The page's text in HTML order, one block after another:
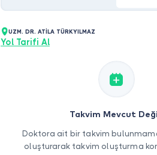
UZM. DR. ATİLA TÜRKYILMAZ
Yol Tarifi Al
Takvim Mevcut
Doktora ait bir takvim
oluşturarak takvim oluşturma